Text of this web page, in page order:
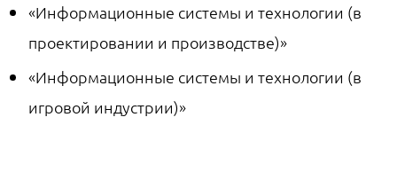
«Информационные системы и технологии (в
проектировании и производстве)»
«Информационные системы и технологии (в
игровой индустрии)»